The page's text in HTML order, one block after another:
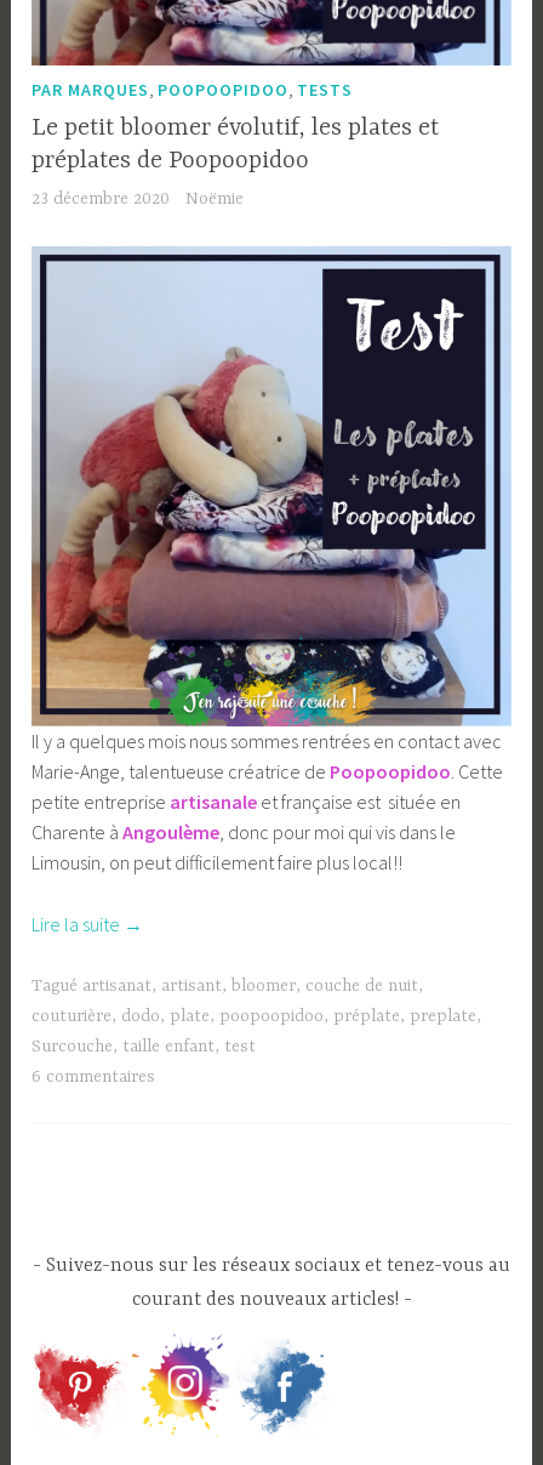
PAR MARQUES POOPOOPIDOO TESTS
Le petit bloomer évolutif, les plates et
préplates de Poopoopidoo
23 décembre 2020 Noëmie
Il y a quelques mois nous sommes rentrées en contact avec
Marie-Ange, talentueuse créatrice de Poopoopidoo. Cette
petite entreprise artisanale et française est située en
Charente àAngoulème, donc pour moi qui vis dans le
Limousin, on peut difficilement faire plus local!!
Lire la suite « Le
bloomer
évolutif,
les
plates
→
Tagué artisanat, artisant,bloomer, couche de nuit,
couturière, dodo, plate, poopoopidoo, préplate, preplate,
Surcouche, taille enfant, test
6 commentaires
Suivez-nous sur les réseaux sociaux et tenez-vous au
courant des nouveaux articles!